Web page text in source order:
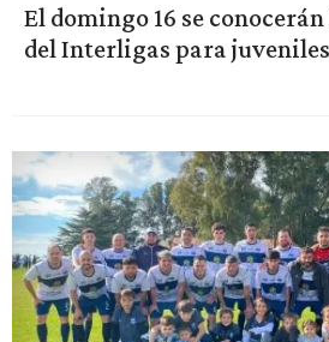
El domingo 16 se
del Interligas para juveniles